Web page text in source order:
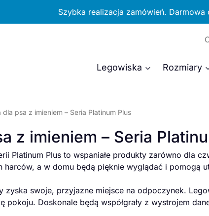
Szybka realizacja zamówień. Darmowa
Legowiska Rozmiary
dla psa z imieniem – Seria Platinum Plus
z imieniem – Seria
Platinum Plus to wspaniałe produkty zarówno dla
harców, a w domu będą pięknie wyglądać i pomogą
zyska swoje, przyjazne miejsce na odpoczynek.
pokoju. Doskonale będą współgrały z wystrojem